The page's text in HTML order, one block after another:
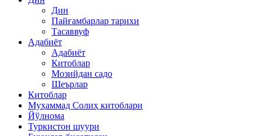
Дин
Пайғамбарлар тарихи
Тасаввуф
Адабиёт
Адабиёт
Китоблар
Мозийдан садо
Шеърлар
Китоблар
Муҳаммад Солиҳ китоблари
Йўлнома
Туркистон шуури